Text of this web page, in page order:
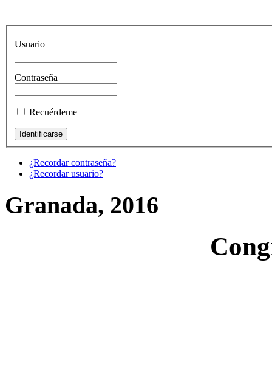
Usuario
Contraseña
Recuérdeme
¿Recordar contraseña?
¿Recordar usuario?
Granada, 2016